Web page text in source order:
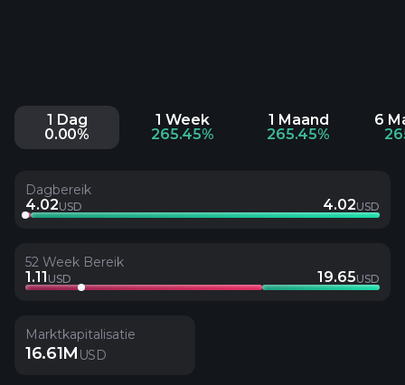
1 Dag
0.00%
1 Week
265.45%
1 Maand
265.45%
6
Dagbereik
4.02USD 4.02USD
52 Week Bereik
1.11 USD 19.65USD
Marktkapitalisatie
16.61M USD